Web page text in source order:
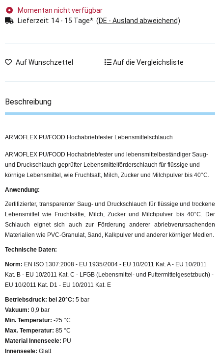
Momentan nicht verfügbar
Lieferzeit: 14 - 15 Tage* (DE - Ausland abweichend)
Auf Wunschzettel Auf die Vergleichsliste
Beschreibung
ARMOFLEX PU/FOOD Hochabriebfester Lebensmittelschlauch
ARMOFLEX PU/FOOD Hochabriebfester und lebensmittelbeständiger Saug-
und Druckschlauch geprüfter Lebensmittelförderschlauch für flüssige und
körnige Lebensmittel, wie Fruchtsaft, Milch, Zucker und Milchpulver bis 40°C.
Anwendung:
Zertifizierter, transparenter Saug- und Druckschlauch für flüssige und trockene
Lebensmittel wie Fruchtsäfte, Milch, Zucker und Milchpulver bis 40°C. Der
Schlauch eignet sich auch zur Förderung anderer abriebverursachenden
Materialien wie PVC-Granulat, Sand, Kalkpulver und anderer körniger Medien.
Technische Daten:
Norm: EN ISO 1307:2008 - EU 1935/2004 - EU 10/2011 Kat. A - EU 10/2011
Kat. B - EU 10/2011 Kat. C - LFGB (Lebensmittel- und Futtermittelgesetzbuch) -
EU 10/2011 Kat. D1 - EU 10/2011 Kat. E
Betriebsdruck: bei 20°C: 5 bar
Vakuum: 0,9 bar
Min. Temperatur: -25 °C
Max. Temperatur: 85 °C
Material Innenseele: PU
Innenseele: Glatt